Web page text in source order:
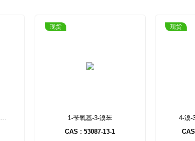
4-(4-溴-3-氟苯基)哌嗪-1-羧酸叔丁酯
现货
1-苄氧基-3-溴苯
CAS : 53087-13-1
现货
4-溴-